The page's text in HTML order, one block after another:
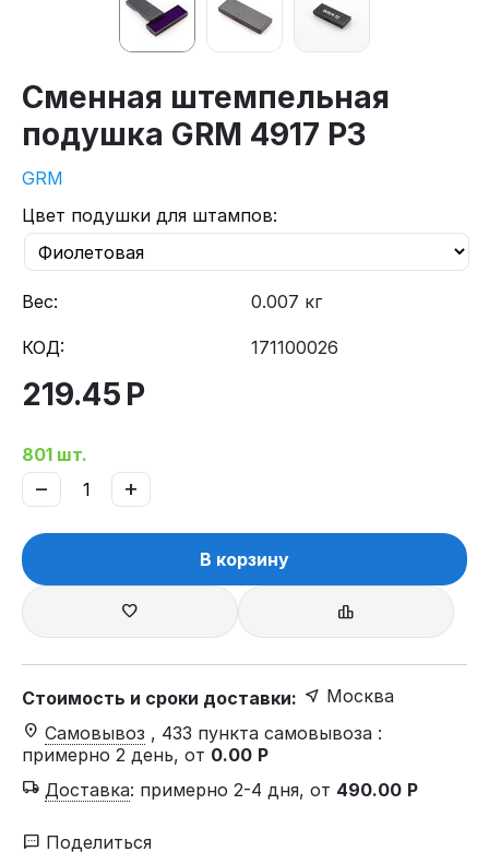
Сменная штемпельная
подушка GRM 4917 P3
GRM
Цвет подушки для штампов:
Вес: 0.007 кг
КОД: 171100026
219.45 Р
801 шт.
+
−
В корзину
Стоимость и сроки доставки:
Москва
Самовывоз , 433 пункта самовывоза :
примерно 2 день, от 0.00 Р
Доставка: примерно 2-4 дня, от 490.00 Р
Поделиться